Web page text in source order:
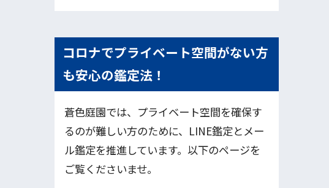
コロナでプライベート空間がない方
も安心の鑑定法！
蒼色庭園では、プライベート空間を確保す
るのが難しい方のために、LINE鑑定とメー
ル鑑定を推進しています。以下のページを
ご覧くださいませ。